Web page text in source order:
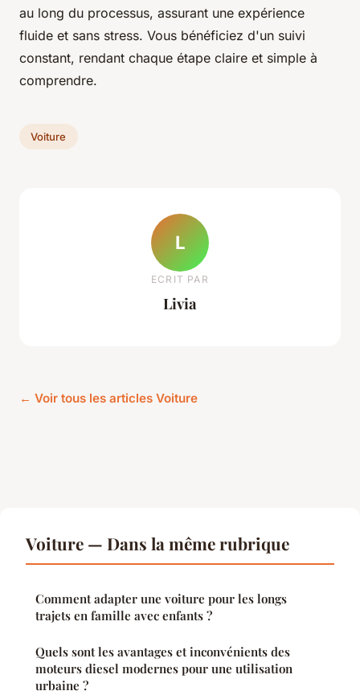
au long du processus, assurant une expérience
fluide et sans stress. Vous bénéficiez d'un suivi
constant, rendant chaque étape claire et simple à
comprendre.
Voiture
L
ECRIT PAR
Livia
← Voir tous les articles Voiture
Voiture — Dans la même rubrique
Comment adapter une voiture pour les longs
trajets en famille avec enfants ?
Quels sont les avantages et inconvénients des
moteurs diesel modernes pour une utilisation
urbaine ?